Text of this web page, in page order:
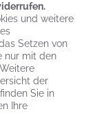
und weitere
Setzen von
nur mit den
der
Sie in
Ihre